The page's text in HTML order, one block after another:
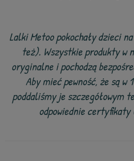
Lalki Metoo pokochały dzieci
też). Wszystkie produkty w
oryginalne i pochodzą
Aby mieć pewność, że są w
poddaliśmy je szczegółowym
odpowiednie certyfikaty